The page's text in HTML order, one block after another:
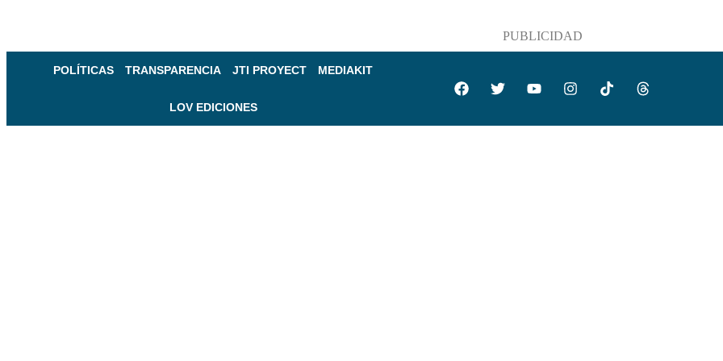
PUBLICIDAD
POLÍTICAS TRANSPARENCIA JTI PROYECT MEDIAKIT
LOV EDICIONES